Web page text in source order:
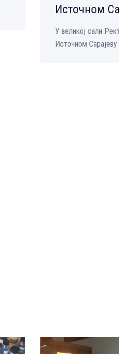
Источном
У великој сали
Источном Сарајеву